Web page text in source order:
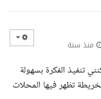
منذ سنة
تنفيذ الفكرة بسهولة
تظهر فيها المحلات